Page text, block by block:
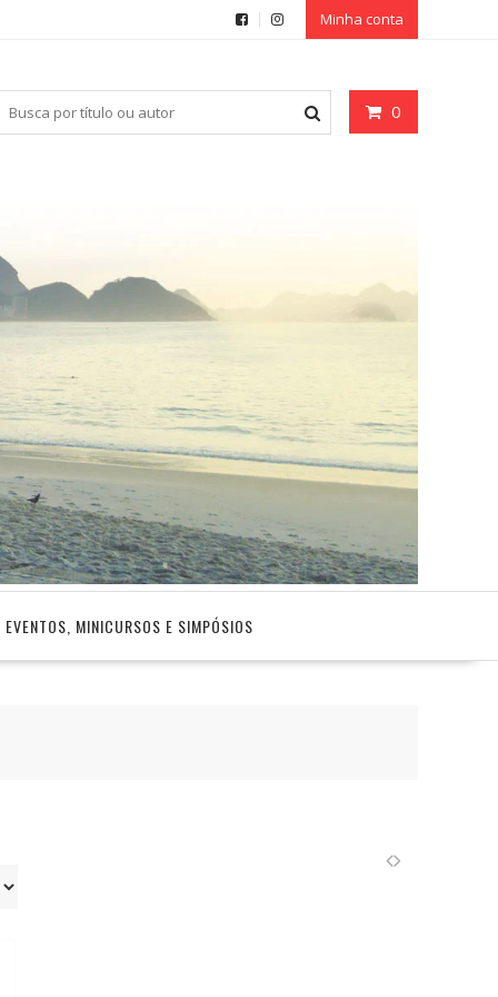
Minha conta
0
EVENTOS, MINICURSOS E SIMPÓSIOS